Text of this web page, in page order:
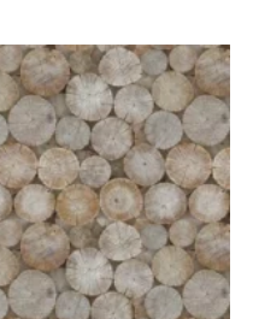
Toevoegen
aan
verlanglijst